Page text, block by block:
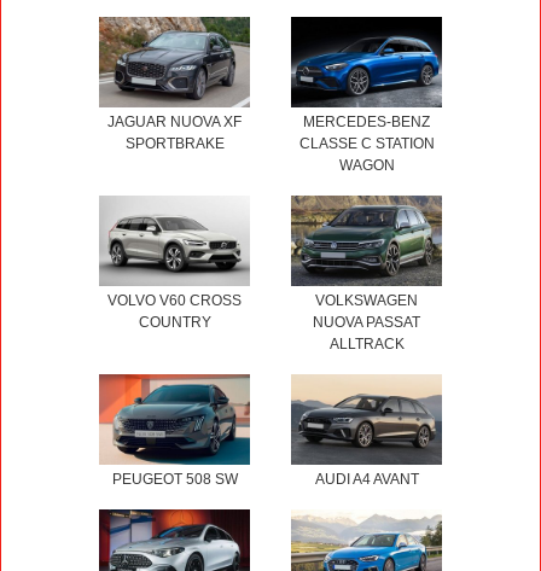
JAGUAR NUOVA XF
SPORTBRAKE
MERCEDES-BENZ
CLASSE C STATION
WAGON
VOLVO V60 CROSS
COUNTRY
VOLKSWAGEN
NUOVA PASSAT
ALLTRACK
PEUGEOT 508 SW AUDI A4 AVANT